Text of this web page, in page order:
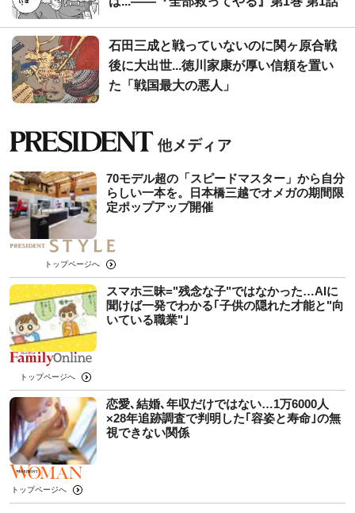
石田三成と戦っていないのに関ヶ原合戦
後に大出世...徳川家康が厚い信頼を置い
た「戦国最大の悪人」
70モデル超の「スピードマスター」から自分
らしい一本を。日本橋三越でオメガの期間限
定ポップアップ開催
トップページへ
スマホ三昧="残念な子"ではなかった…AIに
聞けば一発でわかる｢子供の隠れた才能と"向
いている職業"｣
トップページへ
恋愛､結婚､年収だけではない…1万6000人
×28年追跡調査で判明した｢容姿と寿命｣の無
視できない関係
トップページへ